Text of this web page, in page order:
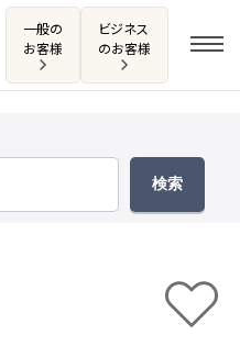
一般の
お客様
ビジネス
のお客様